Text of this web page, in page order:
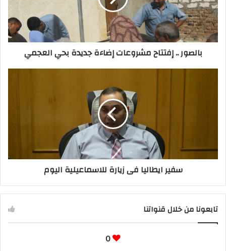
بالصور .. إفتتاح مشروعات إضاءة جديدة بحي العجمي
سفير ايطاليا فى زيارة للاسماعيلية اليوم
تابعونا من خلال قنواتنا
0